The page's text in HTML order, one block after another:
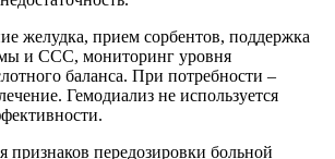
желудка, прием сорбентов, поддержка
и ССС, мониторинг уровня
баланса. При потребности –
Гемодиализ не используется
признаков передозировки больной